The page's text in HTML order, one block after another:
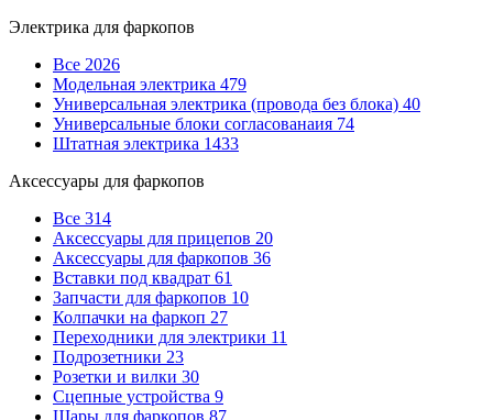
Электрика для фаркопов
Все 2026
Модельная электрика 479
Универсальная электрика (провода без блока) 40
Универсальные блоки согласованаия 74
Штатная электрика 1433
Аксессуары для фаркопов
Все 314
Аксессуары для прицепов 20
Аксессуары для фаркопов 36
Вставки под квадрат 61
Запчасти для фаркопов 10
Колпачки на фаркоп 27
Переходники для электрики 11
Подрозетники 23
Розетки и вилки 30
Сцепные устройства 9
Шары для фаркопов 87